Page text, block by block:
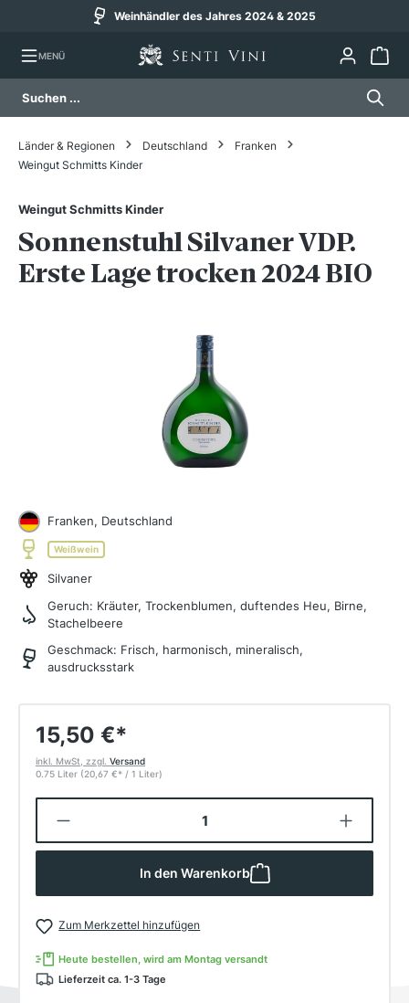
Weinhändler des Jahres 2024 & 2025
MENÜ
Bildergalerie überspringen
Länder & Regionen Deutschland
Franken
Weingut Schmitts Kinder
Weingut Schmitts Kinder
Sonnenstuhl Silvaner VDP.
Erste Lage trocken 2024 BIO
Franken, Deutschland
Weißwein
Silvaner
Geruch: Kräuter, Trockenblumen, duftendes Heu, Birne,
Stachelbeere
Geschmack: Frisch, harmonisch, mineralisch,
ausdrucksstark
15,50 €*
inkl. MwSt, zzgl. Versand
0.75 Liter (20,67 €* / 1 Liter)
Produkt Anzahl: Gib den
In den Warenkorb
Zum Merkzettel hinzufügen
Heute bestellen, wird am Montag versandt
Lieferzeit ca. 1-3 Tage